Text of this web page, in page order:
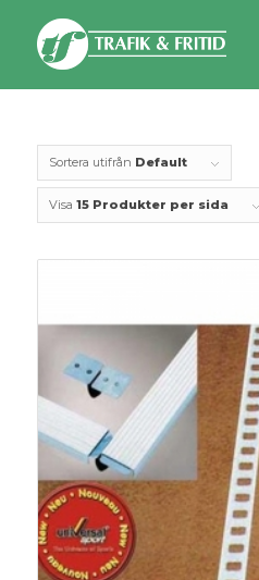
Sortera utifrån Default
Visa 15 Produkter per sida